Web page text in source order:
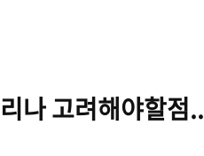
나 고려해야할점..